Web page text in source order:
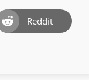
Reddit